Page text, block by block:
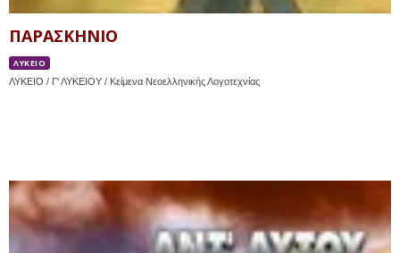
ΠΑΡΑΣΚΗΝΙΟ
ΛΥΚΕΙΟ
ΛΥΚΕΙΟ / Γ' ΛΥΚΕΙΟΥ / Κείμενα Νεοελληνικής Λογοτεχνίας